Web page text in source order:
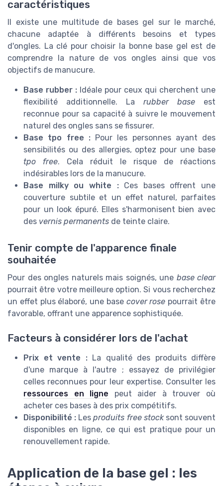
caractéristiques
Il existe une multitude de bases gel sur le marché,
chacune adaptée à différents besoins et types
d'ongles. La clé pour choisir la bonne base gel est de
comprendre la nature de vos ongles ainsi que vos
objectifs de manucure.
Base rubber : Idéale pour ceux qui cherchent une
flexibilité additionnelle. La rubber base est
reconnue pour sa capacité à suivre le mouvement
naturel des ongles sans se fissurer.
Base tpo free : Pour les personnes ayant des
sensibilités ou des allergies, optez pour une base
tpo free. Cela réduit le risque de réactions
indésirables lors de la manucure.
Base milky ou white : Ces bases offrent une
couverture subtile et un effet naturel, parfaites
pour un look épuré. Elles s'harmonisent bien avec
des vernis permanents de teinte claire.
Tenir compte de l'apparence finale
souhaitée
Pour des ongles naturels mais soignés, une base clear
pourrait être votre meilleure option. Si vous recherchez
un effet plus élaboré, une base cover rose pourrait être
favorable, offrant une apparence sophistiquée.
Facteurs à considérer lors de l'achat
Prix et vente : La qualité des produits diffère
d'une marque à l'autre ; essayez de privilégier
celles reconnues pour leur expertise. Consulter les
ressources en ligne peut aider à trouver où
acheter ces bases à des prix compétitifs.
Disponibilité : Lesproduits free stocksont souvent
disponibles en ligne, ce qui est pratique pour un
renouvellement rapide.
Application de la base gel : les